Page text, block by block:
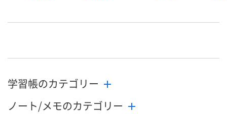
学習帳のカテゴリー
ノート/メモのカテゴリー